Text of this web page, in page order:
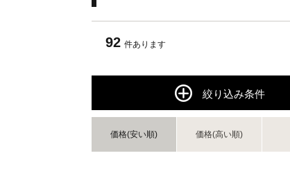
92 件あります
絞り込み条件
価格(安い順) 価格(高い順)